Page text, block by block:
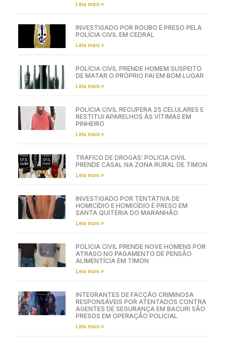
Leia mais »
INVESTIGADO POR ROUBO É PRESO PELA
POLÍCIA CIVIL EM CEDRAL
Leia mais »
POLÍCIA CIVIL PRENDE HOMEM SUSPEITO
DE MATAR O PRÓPRIO PAI EM BOM LUGAR
Leia mais »
POLÍCIA CIVIL RECUPERA 25 CELULARES E
RESTITUI APARELHOS ÀS VÍTIMAS EM
PINHEIRO
Leia mais »
TRÁFICO DE DROGAS: POLÍCIA CIVIL
PRENDE CASAL NA ZONA RURAL DE TIMON
Leia mais »
INVESTIGADO POR TENTATIVA DE
HOMICÍDIO E HOMICÍDIO É PRESO EM
SANTA QUITÉRIA DO MARANHÃO
Leia mais »
POLÍCIA CIVIL PRENDE NOVE HOMENS POR
ATRASO NO PAGAMENTO DE PENSÃO
ALIMENTÍCIA EM TIMON
Leia mais »
INTEGRANTES DE FACÇÃO CRIMINOSA
RESPONSÁVEIS POR ATENTADOS CONTRA
AGENTES DE SEGURANÇA EM BACURI SÃO
PRESOS EM OPERAÇÃO POLICIAL
Leia mais »